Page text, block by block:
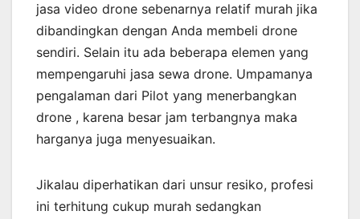
jasa video drone sebenarnya relatif murah jika
dibandingkan dengan Anda membeli drone
sendiri. Selain itu ada beberapa elemen yang
mempengaruhi jasa sewa drone. Umpamanya
pengalaman dari Pilot yang menerbangkan
drone , karena besar jam terbangnya maka
harganya juga menyesuaikan.
Jikalau diperhatikan dari unsur resiko, profesi
ini terhitung cukup murah sedangkan